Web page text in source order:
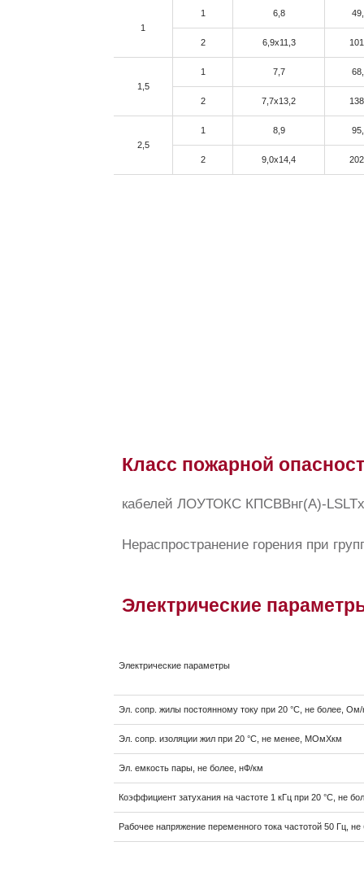
1
1 6,8
2 6,9x11,3
1,5
1 7,7
2 7,7x13,2
2,5
1 8,9
2 9,0x14,4
Класс пожарной
кабелей ЛОУТОКС КПСВВнг(А)-
Нераспространение горения при
Электрические
Электрические параметры
Эл. сопр. жилы постоянному току при 20 °C, не более,
Эл. сопр. изоляции жил при 20 °C, не менее, МОмXкм
Эл. eмкость пары, не более, нФ/км
Коэффициент затухания на частоте 1 кГц при 20 °C, не
Рабочее напряжение переменного тока частотой 50 Гц, не